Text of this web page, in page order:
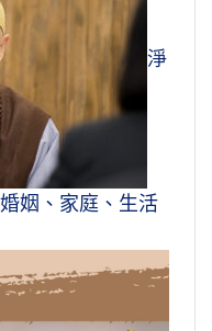
淨
姻、家庭、生活